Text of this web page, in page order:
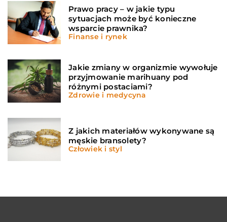
Prawo pracy – w jakie typu
sytuacjach może być konieczne
wsparcie prawnika?
Finanse i rynek
Jakie zmiany w organizmie wywołuje
przyjmowanie marihuany pod
różnymi postaciami?
Zdrowie i medycyna
Z jakich materiałów wykonywane są
męskie bransolety?
Człowiek i styl